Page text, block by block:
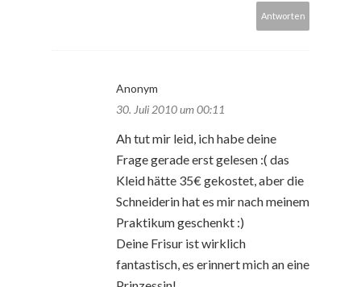
Antworten
Anonym
30. Juli 2010 um 00:11
Ah tut mir leid, ich habe deine
Frage gerade erst gelesen :( das
Kleid hätte 35€ gekostet, aber die
Schneiderin hat es mir nach meinem
Praktikum geschenkt :)
Deine Frisur ist wirklich
fantastisch, es erinnert mich an eine